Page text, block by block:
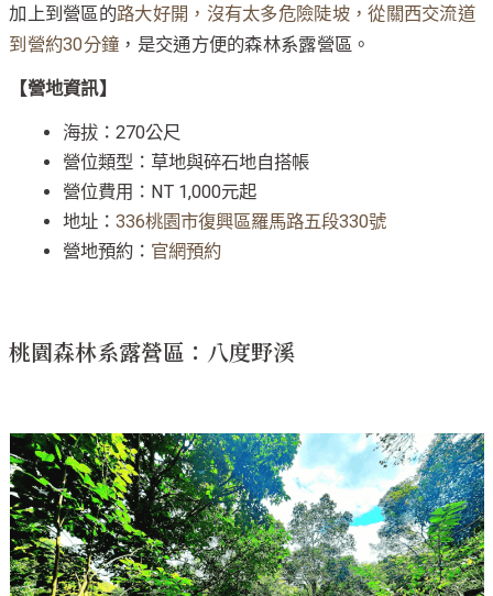
加上到營區的路大好開，沒有太多危險陡坡，從關西交流道
到營約30分鐘 ，是交通方便的森林系露營區。
【營地資訊】
海拔：270公尺
營位類型：草地與碎石地自搭帳
營位費用：NT 1,000元起
地址：336桃園市復興區羅馬路五段330號
營地預約： 官網預約
桃園森林系露營區：八度野溪